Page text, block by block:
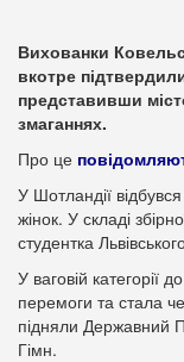
Вихованки
вкотре
представивши
змаганнях.
Про це
У Шотландії
жінок. У складі
студентка
У ваговій категорії
перемоги та стала
підняли Державний
Гімн.